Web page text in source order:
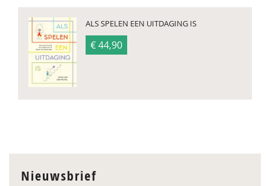
ALS SPELEN EEN UITDAGING IS
€ 44,90
Nieuwsbrief